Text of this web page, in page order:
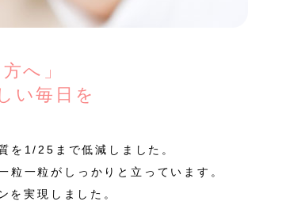
へ」
い毎日を
を1/25まで低減しました。
粒一粒がしっかりと立っています。
を実現しました。